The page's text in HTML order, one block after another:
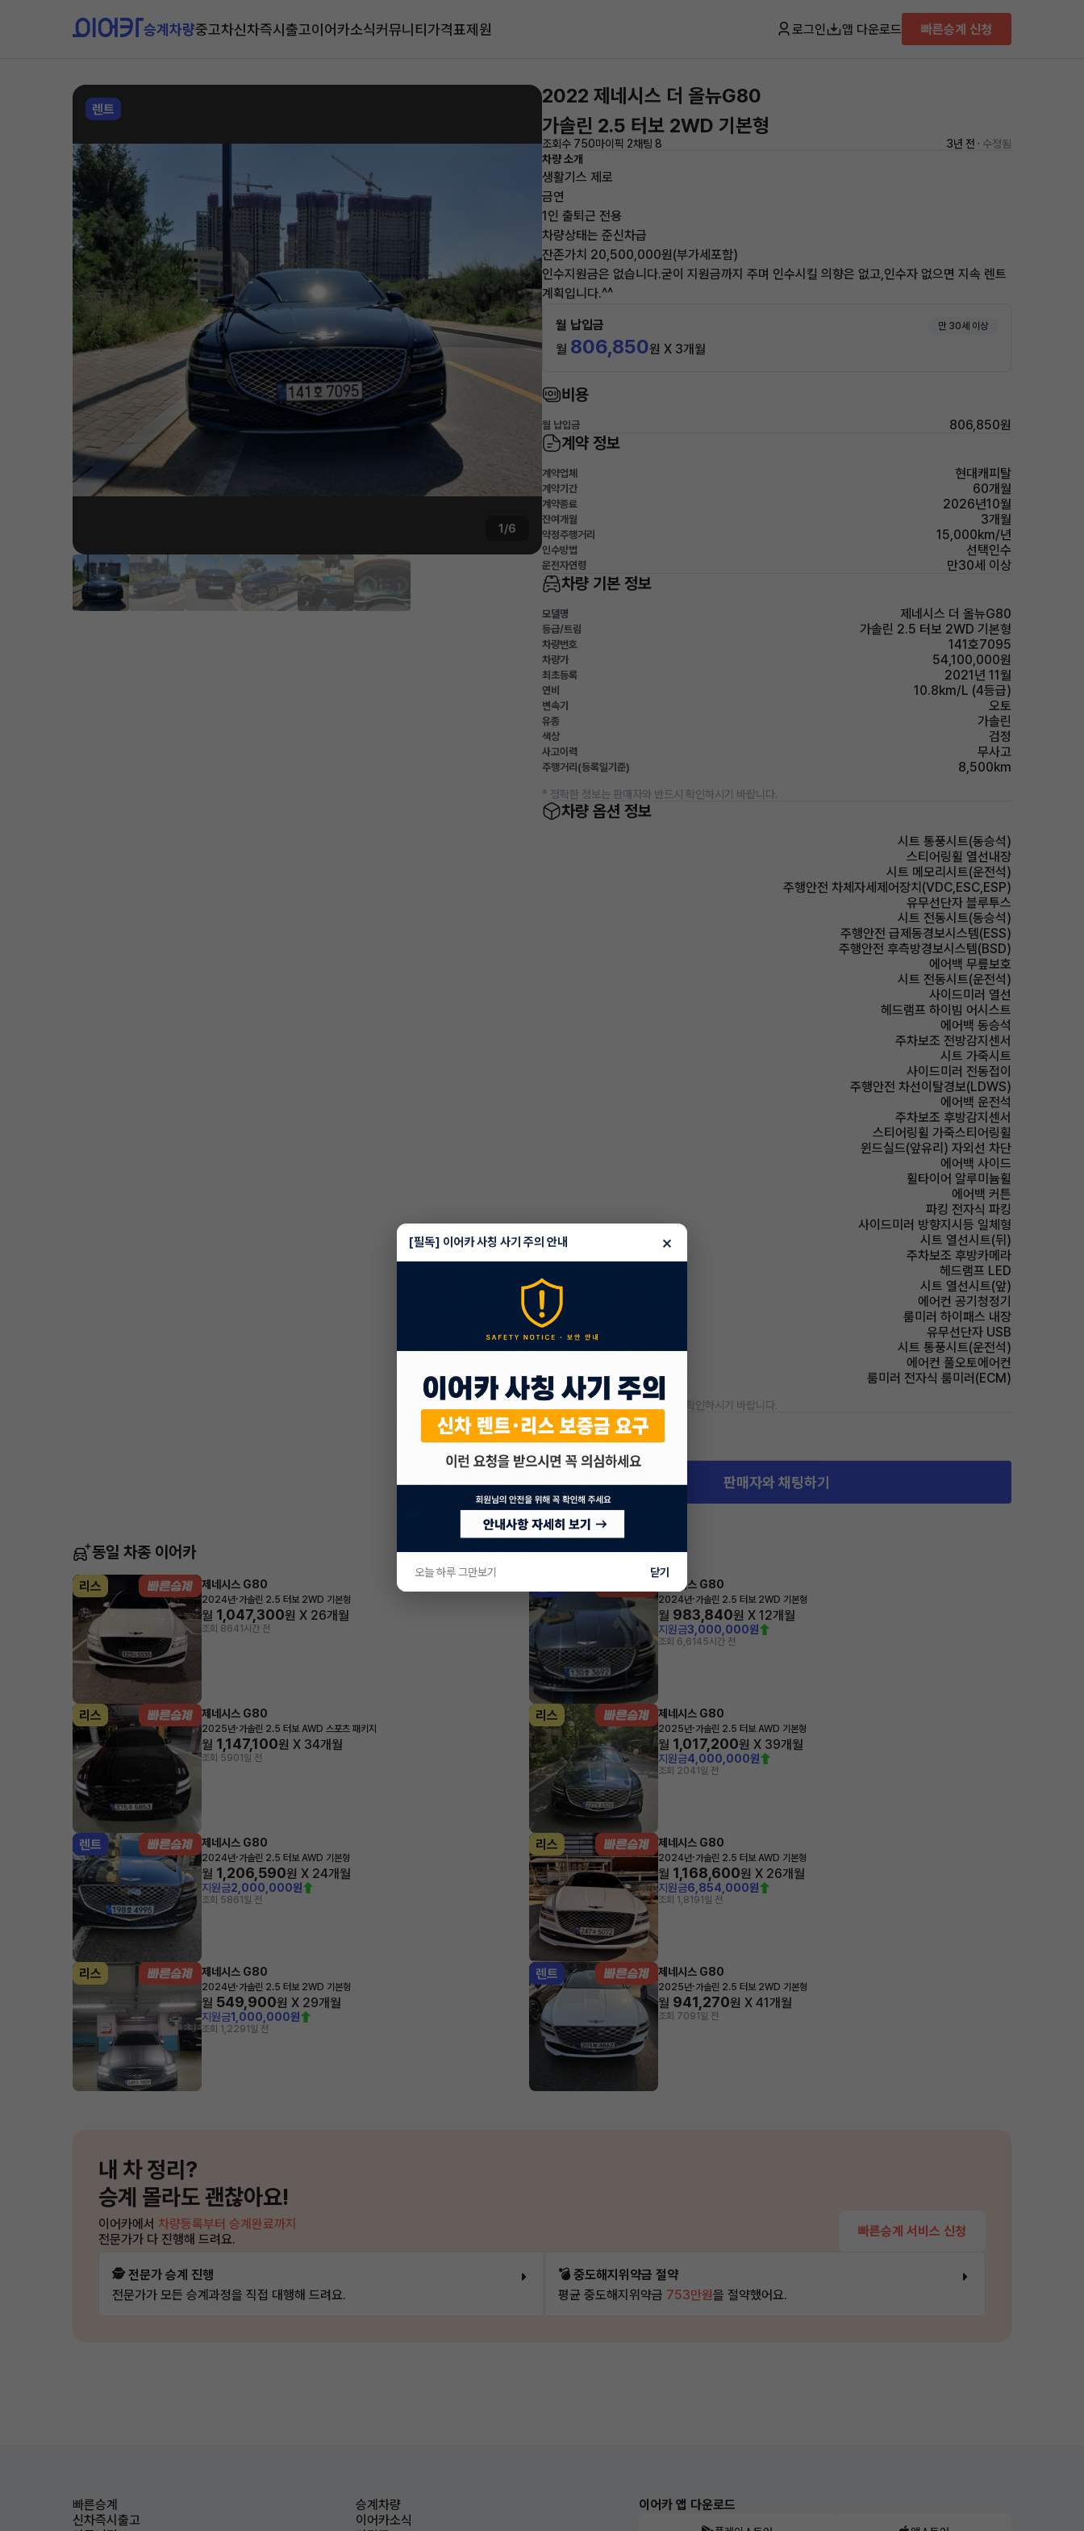
승계차량중고차신차즉시출고이어카소식커뮤니티가격표제원 로그인 앱 다운로드 빠른승계 신청
렌트
1/6
2022 제네시스 더 올뉴G80
가솔린 2.5 터보 2WD 기본형
조회수 750마이픽 2채팅 8 3년 전 · 수정됨
차량 소개
생활기스 제로
금연
1인 출퇴근 전용
차량상태는 준신차급
잔존가치 20,500,000원(부가세포함)
인수지원금은 없습니다.굳이 지원금까지 주며 인수시킬 의향은 없고,인수자 없으면 지속 렌트
계획입니다.^^
월 납입금 만 30세 이상
월 806,850원 X 3개월
비용
월 납입금 806,850원
계약 정보
계약업체 현대캐피탈
계약기간 60개월
계약종료 2026년10월
잔여개월 3개월
약정주행거리 15,000km/년
인수방법 선택인수
운전자연령 만30세 이상
차량 기본 정보
모델명 제네시스 더 올뉴G80
등급/트림 가솔린 2.5 터보 2WD 기본형
차량번호 141호7095
차량가 54,100,000원
최초등록 2021년 11월
연비 10.8km/L (4등급)
변속기 오토
유종 가솔린
색상 검정
사고이력 무사고
주행거리(등록일기준) 8,500km
* 정확한 정보는 판매자와 반드시 확인하시기 바랍니다.
차량 옵션 정보
시트 통풍시트(동승석)
스티어링휠 열선내장
시트 메모리시트(운전석)
주행안전 차체자세제어장치(VDC,ESC,ESP)
유무선단자 블루투스
시트 전동시트(동승석)
주행안전 급제동경보시스템(ESS)
주행안전 후측방경보시스템(BSD)
에어백 무릎보호
시트 전동시트(운전석)
사이드미러 열선
헤드램프 하이빔 어시스트
에어백 동승석
주차보조 전방감지센서
시트 가죽시트
사이드미러 전동접이
주행안전 차선이탈경보(LDWS)
에어백 운전석
주차보조 후방감지센서
스티어링휠 가죽스티어링휠
윈드실드(앞유리) 자외선 차단
에어백 사이드
휠타이어 알루미늄휠
에어백 커튼
파킹 전자식 파킹
사이드미러 방향지시등 일체형
시트 열선시트(뒤)
주차보조 후방카메라
헤드램프 LED
시트 열선시트(앞)
에어컨 공기청정기
룸미러 하이패스 내장
유무선단자 USB
시트 통풍시트(운전석)
에어컨 풀오토에어컨
룸미러 전자식 룸미러(ECM)
* 정확한 정보는 판매자와 반드시 확인하시기 바랍니다.
차량 위치
경기 수원시 권선구 서둔동
판매자와 채팅하기
동일 차종 이어카
리스 제네시스 G80
2024년·가솔린 2.5 터보 2WD 기본형
월 1,047,300원 X 26개월
조회 8641시간 전
제네시스 G80
2024년·가솔린 2.5 터보 2WD 기본형
월 983,840원 X 12개월
지원금3,000,000원
조회 6,6145시간 전
리스 제네시스 G80
2025년·가솔린 2.5 터보 AWD 스포츠 패키지
월 1,147,100원 X 34개월
조회 5901일 전
리스 제네시스 G80
2025년·가솔린 2.5 터보 AWD 기본형
월 1,017,200원 X 39개월
지원금4,000,000원
조회 2041일 전
렌트 제네시스 G80
2024년·가솔린 2.5 터보 AWD 기본형
월 1,206,590원 X 24개월
지원금2,000,000원
조회 5861일 전
리스 제네시스 G80
2024년·가솔린 2.5 터보 AWD 기본형
월 1,168,600원 X 26개월
지원금6,854,000원
조회 1,8191일 전
리스 제네시스 G80
2024년·가솔린 2.5 터보 2WD 기본형
월 549,900원 X 29개월
지원금1,000,000원
조회 1,2291일 전
렌트 제네시스 G80
2025년·가솔린 2.5 터보 2WD 기본형
월 941,270원 X 41개월
조회 7091일 전
내 차 정리?
승계 몰라도 괜찮아요!
이어카에서 차량등록부터 승계완료까지
전문가가 다 진행해 드려요.
빠른승계 서비스 신청
🕵️ 전문가 승계 진행
전문가가 모든 승계과정을 직접 대행해 드려요.
💣 중도해지위약금 절약
평균 중도해지위약금 753만원을 절약했어요.
빠른승계
승계차량
신차즉시출고
이어카소식
이어카 앱 다운로드
[필독] 이어카 사칭 사기 주의 안내 ×
오늘 하루 그만보기 닫기